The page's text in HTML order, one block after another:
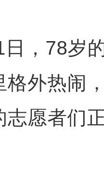
78岁的
格外热闹
志愿者们